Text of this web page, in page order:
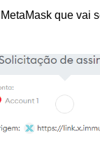
que vai